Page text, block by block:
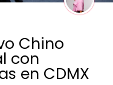
Chino
con
en CDMX